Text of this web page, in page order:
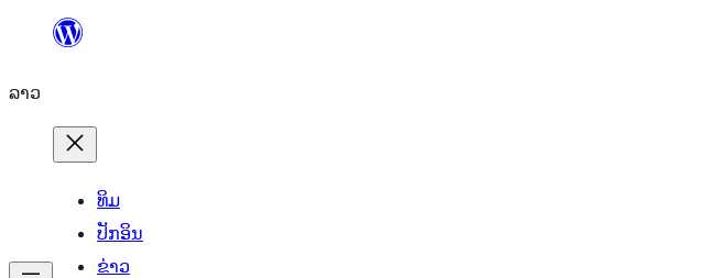
ທີ່
ເນື້ອຫາ
ລາວ
ທິມ
ປັກອິນ
ຂ່າວ